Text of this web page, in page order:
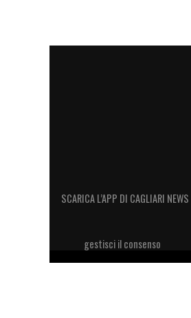
SCARICA L’APP DI CAGLIARI
gestisci il consenso